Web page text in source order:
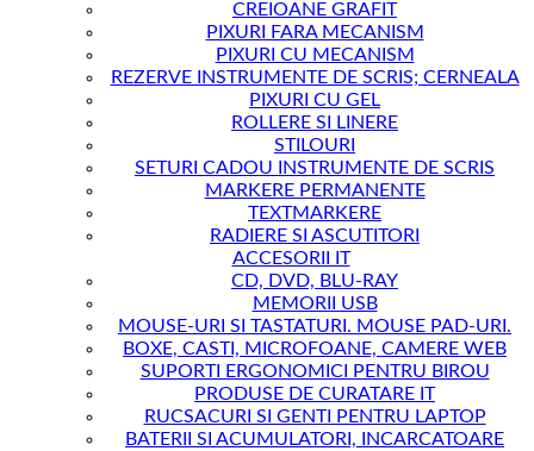
CREIOANE GRAFIT
PIXURI FARA MECANISM
PIXURI CU MECANISM
REZERVE INSTRUMENTE DE SCRIS; CERNEALA
PIXURI CU GEL
ROLLERE SI LINERE
STILOURI
SETURI CADOU INSTRUMENTE DE SCRIS
MARKERE PERMANENTE
TEXTMARKERE
RADIERE SI ASCUTITORI
ACCESORII IT
CD, DVD, BLU-RAY
MEMORII USB
MOUSE-URI SI TASTATURI. MOUSE PAD-URI.
BOXE, CASTI, MICROFOANE, CAMERE WEB
SUPORTI ERGONOMICI PENTRU BIROU
PRODUSE DE CURATARE IT
RUCSACURI SI GENTI PENTRU LAPTOP
BATERII SI ACUMULATORI, INCARCATOARE